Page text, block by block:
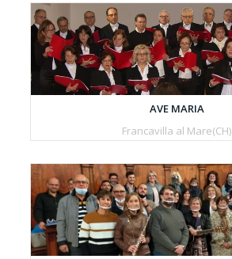
AVE MARIA
Francavilla al Mare(CH)